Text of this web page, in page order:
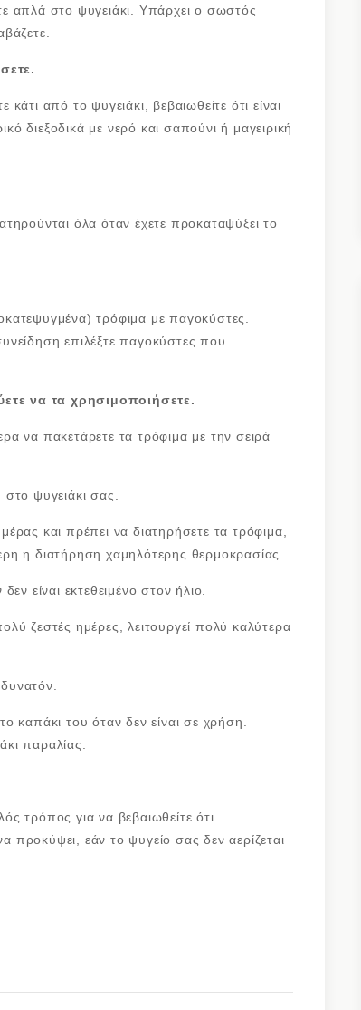
απλά στο ψυγειάκι. Υπάρχει ο σωστός
από το ψυγειάκι, βεβαιωθείτε ότι είναι
διεξοδικά με νερό και σαπούνι ή μαγειρική
όλα όταν έχετε προκαταψύξει το
τρόφιμα με παγοκύστες.
επιλέξτε παγοκύστες που
να τα χρησιμοποιήσετε.
να πακετάρετε τα τρόφιμα με την σειρά
ψυγειάκι σας.
και πρέπει να διατηρήσετε τα τρόφιμα,
η διατήρηση χαμηλότερης θερμοκρασίας.
είναι εκτεθειμένο στον ήλιο.
ζεστές ημέρες, λειτουργεί πολύ καλύτερα
καπάκι του όταν δεν είναι σε χρήση.
παραλίας.
τρόπος για να βεβαιωθείτε ότι
εάν το ψυγείο σας δεν αερίζεται